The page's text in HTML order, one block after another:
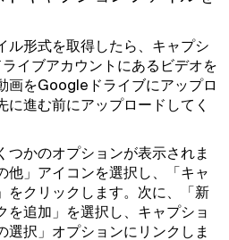
ル形式を取得したら、キャプシ
イブアカウントにあるビデオを
画をGoogleドライブにアップロ
に進む前にアップロードしてく
つかのオプションが表示されま
他」アイコンを選択し、「キャ
をクリックします。次に、「新
を追加」を選択し、キャプショ
選択」オプションにリンクしま